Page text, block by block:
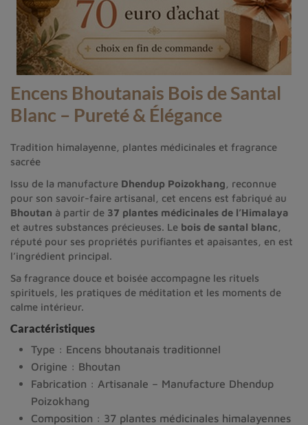
Encens Bhoutanais Bois de Santal
Blanc – Pureté & Élégance
Tradition himalayenne, plantes médicinales et fragrance
sacrée
Issu de la manufacture Dhendup Poizokhang , reconnue
pour son savoir-faire artisanal, cet encens est fabriqué au
Bhoutan à partir de 37 plantes médicinales de l’Himalaya
et autres substances précieuses. Le bois de santal blanc
réputé pour ses propriétés purifiantes et apaisantes, en est
l’ingrédient principal.
Sa fragrance douce et boisée accompagne les rituels
spirituels, les pratiques de méditation et les moments de
calme intérieur.
Caractéristiques
Type : Encens bhoutanais traditionnel
Origine : Bhoutan
Fabrication : Artisanale – Manufacture Dhendup
Poizokhang
Composition : 37 plantes médicinales himalayennes